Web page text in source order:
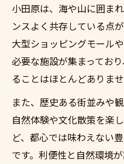
小田原は、海や山に囲ま
ンスよく共存している点
大型ショッピングモール
必要な施設が集まってお
ることはほとんどありませ
また、歴史ある街並みや
自然体験や文化散策を楽
ど、都心では味わえない
です。利便性と自然環境